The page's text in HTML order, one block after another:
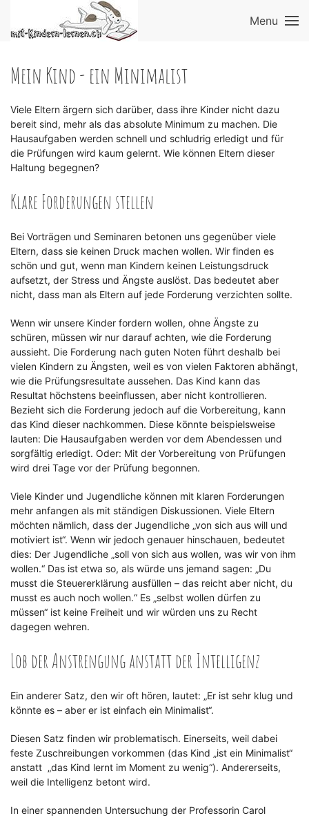
Menu
Mein Kind - ein Minimalist
Viele Eltern ärgern sich darüber, dass ihre Kinder nicht dazu
bereit sind, mehr als das absolute Minimum zu machen. Die
Hausaufgaben werden schnell und schludrig erledigt und für
die Prüfungen wird kaum gelernt. Wie können Eltern dieser
Haltung begegnen?
Klare Forderungen stellen
Bei Vorträgen und Seminaren betonen uns gegenüber viele
Eltern, dass sie keinen Druck machen wollen. Wir finden es
schön und gut, wenn man Kindern keinen Leistungsdruck
aufsetzt, der Stress und Ängste auslöst. Das bedeutet aber
nicht, dass man als Eltern auf jede Forderung verzichten sollte.
Wenn wir unsere Kinder fordern wollen, ohne Ängste zu
schüren, müssen wir nur darauf achten, wie die Forderung
aussieht. Die Forderung nach guten Noten führt deshalb bei
vielen Kindern zu Ängsten, weil es von vielen Faktoren abhängt,
wie die Prüfungsresultate aussehen. Das Kind kann das
Resultat höchstens beeinflussen, aber nicht kontrollieren.
Bezieht sich die Forderung jedoch auf die Vorbereitung, kann
das Kind dieser nachkommen. Diese könnte beispielsweise
lauten: Die Hausaufgaben werden vor dem Abendessen und
sorgfältig erledigt. Oder: Mit der Vorbereitung von Prüfungen
wird drei Tage vor der Prüfung begonnen.
Viele Kinder und Jugendliche können mit klaren Forderungen
mehr anfangen als mit ständigen Diskussionen. Viele Eltern
möchten nämlich, dass der Jugendliche „von sich aus will und
motiviert ist“. Wenn wir jedoch genauer hinschauen, bedeutet
dies: Der Jugendliche „soll von sich aus wollen, was wir von ihm
wollen.“ Das ist etwa so, als würde uns jemand sagen: „Du
musst die Steuererklärung ausfüllen – das reicht aber nicht, du
musst es auch noch wollen.“ Es „selbst wollen dürfen zu
müssen“ ist keine Freiheit und wir würden uns zu Recht
dagegen wehren.
Lob der Anstrengung anstatt der Intelligenz
Ein anderer Satz, den wir oft hören, lautet: „Er ist sehr klug und
könnte es – aber er ist einfach ein Minimalist“.
Diesen Satz finden wir problematisch. Einerseits, weil dabei
feste Zuschreibungen vorkommen (das Kind „ist ein Minimalist“
anstatt „das Kind lernt im Moment zu wenig“). Andererseits,
weil die Intelligenz betont wird.
In einer spannenden Untersuchung der Professorin Carol